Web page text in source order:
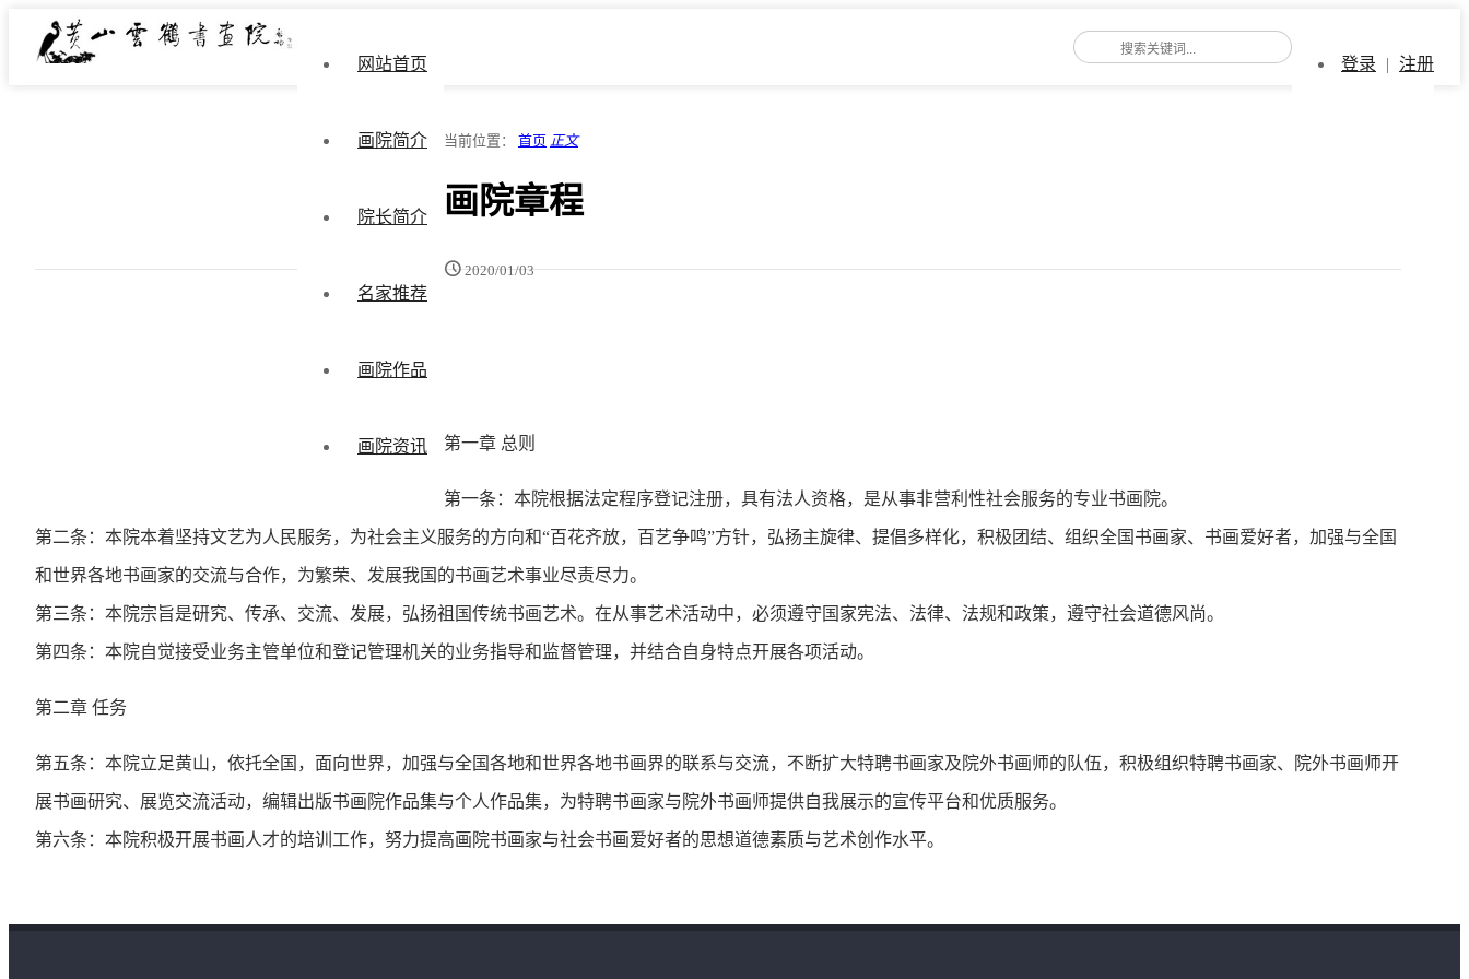
网站首页
画院简介
院长简介
名家推荐
画院作品
画院资讯
登录 | 注册
当前位置： 首页 正文
画院章程
2020/01/03
第一章 总则
第一条：本院根据法定程序登记注册，具有法人资格，是从事非营利性社会服务的专业书画院。
第二条：本院本着坚持文艺为人民服务，为社会主义服务的方向和“百花齐放，百艺争鸣”方针，弘扬主旋律、提倡多样化，积极团结、组织全国书画家、书画爱好者，加强与全国
和世界各地书画家的交流与合作，为繁荣、发展我国的书画艺术事业尽责尽力。
第三条：本院宗旨是研究、传承、交流、发展，弘扬祖国传统书画艺术。在从事艺术活动中，必须遵守国家宪法、法律、法规和政策，遵守社会道德风尚。
第四条：本院自觉接受业务主管单位和登记管理机关的业务指导和监督管理，并结合自身特点开展各项活动。
第二章 任务
第五条：本院立足黄山，依托全国，面向世界，加强与全国各地和世界各地书画界的联系与交流，不断扩大特聘书画家及院外书画师的队伍，积极组织特聘书画家、院外书画师开
展书画研究、展览交流活动，编辑出版书画院作品集与个人作品集，为特聘书画家与院外书画师提供自我展示的宣传平台和优质服务。
第六条：本院积极开展书画人才的培训工作，努力提高画院书画家与社会书画爱好者的思想道德素质与艺术创作水平。